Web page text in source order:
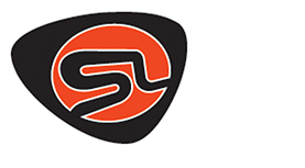
We use cookies to ensure that we provide
on our website. By continuing to browse
that cookies are used to help us analyze
to offer you a better experience. To learn
you can disable cookies, you can access